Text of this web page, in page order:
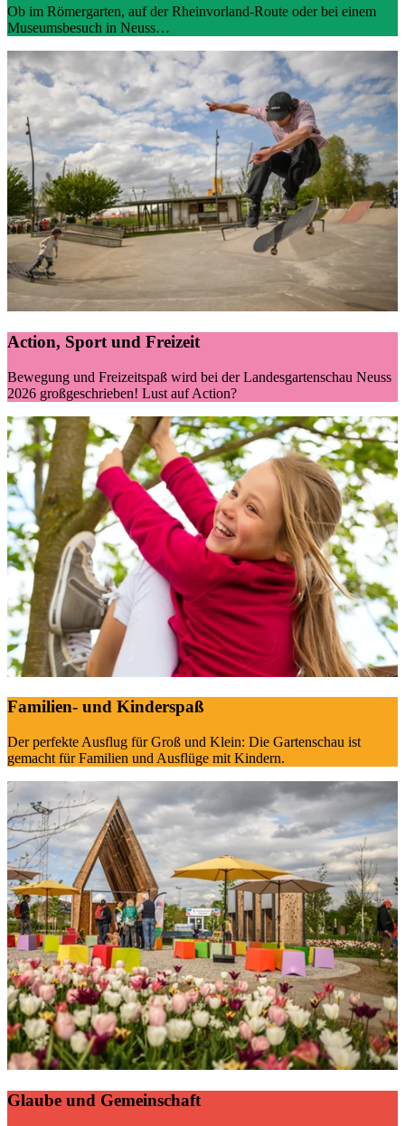
Ob im Römergarten, auf der Rheinvorland‑Route oder bei einem
Museumsbesuch in Neuss…
Action, Sport und Freizeit
Bewegung und Freizeitspaß wird bei der Landesgartenschau Neuss
2026 großgeschrieben! Lust auf Action?
Familien- und Kinderspaß
Der perfekte Ausflug für Groß und Klein: Die Gartenschau ist
gemacht für Familien und Ausflüge mit Kindern.
Glaube und Gemeinschaft